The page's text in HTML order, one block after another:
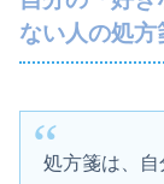
ない人の処方
処方箋は、